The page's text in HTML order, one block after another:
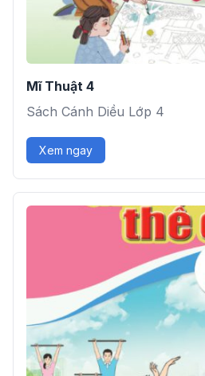
Mĩ Thuật 4
Sách Cánh Diều Lớp 4
Xem ngay